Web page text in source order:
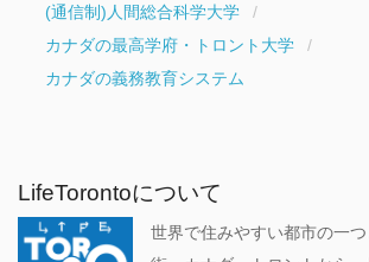
(通信制)人間総合科学大学
カナダの最高学府・トロント大学
カナダの義務教育システム
LifeTorontoについて
世界で住みやすい都市の一